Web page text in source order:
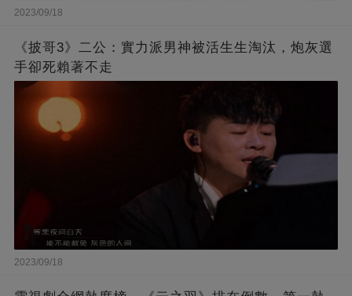
2023/09/18
《披哥3》二公：實力派男神被活生生淘汰，炮灰選
手卻死賴著不走
2023/09/18